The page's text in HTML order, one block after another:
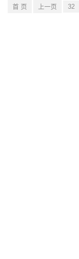
首 页 上一页 32